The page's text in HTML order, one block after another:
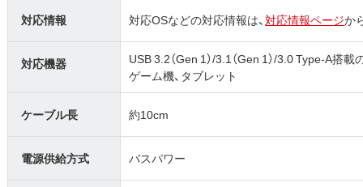
対応情報 対応OSなどの対応情報は、対応情報ページか
対応機器
USB 3.2（Gen 1）/3.1（Gen 1）/3.0 Type-A搭
ゲーム機、タブレット
ケーブル長 約10cm
電源供給方式 バスパワー